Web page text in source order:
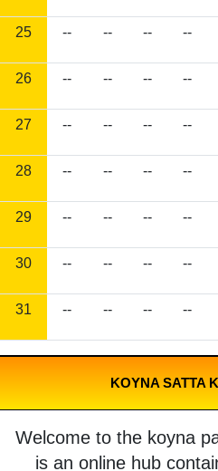
25 -- -- -- --
26 -- -- -- --
27 -- -- -- --
28 -- -- -- --
29 -- -- -- --
30 -- -- -- --
31 -- -- -- --
KOYNA SATTA
Welcome to the koyna
is an online hub